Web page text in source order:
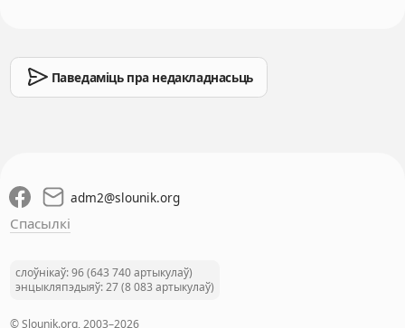
Паведаміць пра недакладнасьць
adm2@slounik.org
Спасылкі
слоўнікаў: 96 (643 740 артыкулаў)
энцыкляпэдыяў: 27 (8 083 артыкулаў)
© Slounik.org, 2003–2026